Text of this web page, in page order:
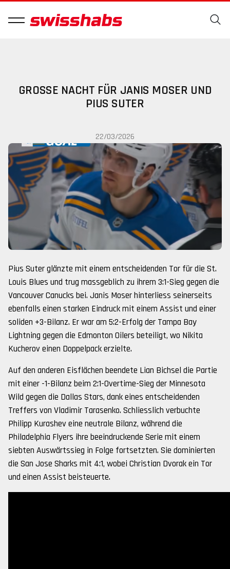
GROSSE NACHT FÜR JANIS MOSER UND
PIUS SUTER
22/03/2026
Pius Suter glänzte mit einem entscheidenden Tor für die St.
Louis Blues und trug massgeblich zu ihrem 3:1-Sieg gegen die
Vancouver Canucks bei. Janis Moser hinterliess seinerseits
ebenfalls einen starken Eindruck mit einem Assist und einer
soliden +3-Bilanz. Er war am 5:2-Erfolg der Tampa Bay
Lightning gegen die Edmonton Oilers beteiligt, wo Nikita
Kucherov einen Doppelpack erzielte.
Auf den anderen Eisflächen beendete Lian Bichsel die Partie
mit einer -1-Bilanz beim 2:1-Overtime-Sieg der Minnesota
Wild gegen die Dallas Stars, dank eines entscheidenden
Treffers von Vladimir Tarasenko. Schliesslich verbuchte
Philipp Kurashev eine neutrale Bilanz, während die
Philadelphia Flyers ihre beeindruckende Serie mit einem
siebten Auswärtssieg in Folge fortsetzten. Sie dominierten
die San Jose Sharks mit 4:1, wobei Christian Dvorak ein Tor
und einen Assist beisteuerte.